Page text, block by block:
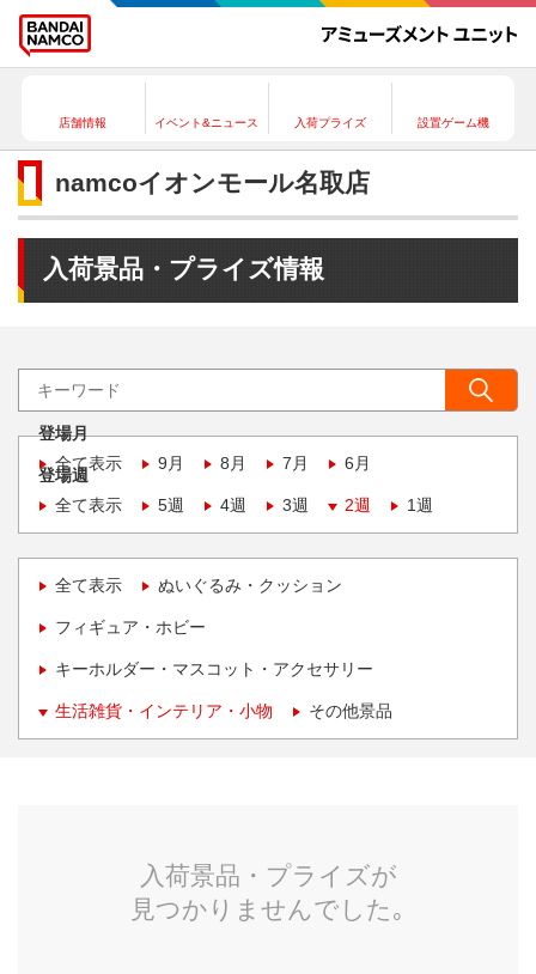
店舗情報 イベント&ニュース 入荷プライズ 設置ゲーム機
namcoイオンモール名取店
入荷景品・プライズ情報
登場月
全て表示
9月 8月 7月 6月
登場週
全て表示
5週 4週 3週 2週 1週
全て表示 ぬいぐるみ・クッション
フィギュア・ホビー
キーホルダー・マスコット・アクセサリー
生活雑貨・インテリア・小物 その他景品